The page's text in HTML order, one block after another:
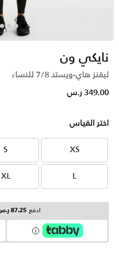
نايكي ون
ليقنز هاي-ويستد 7/8 للنساء
349.00 ر.س
اختر القياس
XS
XS
S
S
L
L
XL
XL
ادفع 87.25 ر.س شهرياً